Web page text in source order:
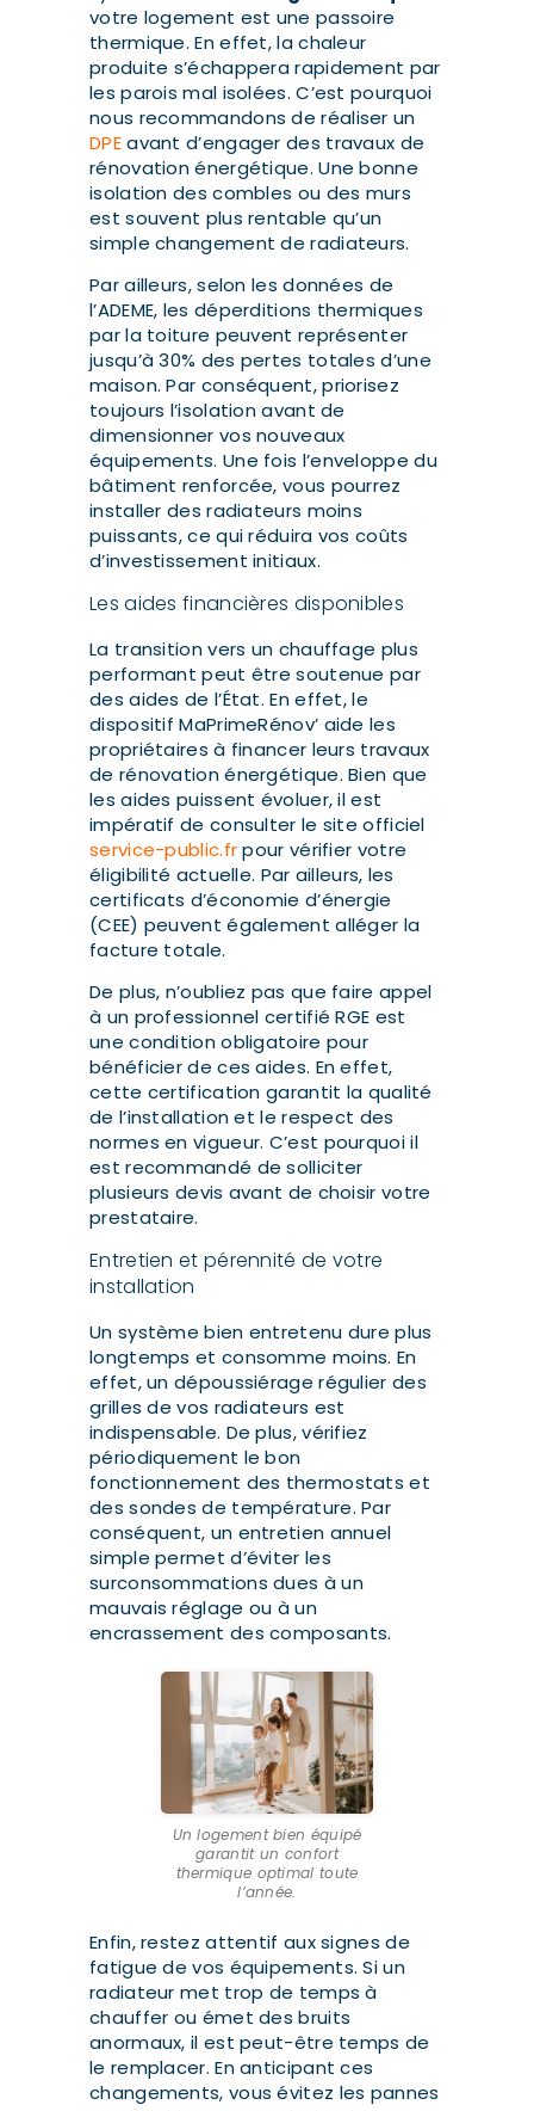
votre logement est une passoire
thermique. En effet, la chaleur
produite s’échappera rapidement par
les parois mal isolées. C’est pourquoi
nous recommandons de réaliser un
DPEavant d’engager des travaux de
rénovation énergétique. Une bonne
isolation des combles ou des murs
est souvent plus rentable qu’un
simple changement de radiateurs.
Par ailleurs, selon les données de
l’ADEME, les déperditions thermiques
par la toiture peuvent représenter
jusqu’à 30% des pertes totales d’une
maison. Par conséquent, priorisez
toujours l’isolation avant de
dimensionner vos nouveaux
équipements. Une fois l’enveloppe du
bâtiment renforcée, vous pourrez
installer des radiateurs moins
puissants, ce qui réduira vos coûts
d’investissement initiaux.
Les aides financières disponibles
La transition vers un chauffage plus
performant peut être soutenue par
des aides de l’État. En effet, le
dispositif MaPrimeRénov’ aide les
propriétaires à financer leurs travaux
de rénovation énergétique. Bien que
les aides puissent évoluer, il est
impératif de consulter le site officiel
service-public.frpour vérifier votre
éligibilité actuelle. Par ailleurs, les
certificats d’économie d’énergie
(CEE) peuvent également alléger la
facture totale.
De plus, n’oubliez pas que faire appel
à un professionnel certifié RGE est
une condition obligatoire pour
bénéficier de ces aides. En effet,
cette certification garantit la qualité
de l’installation et le respect des
normes en vigueur. C’est pourquoi il
est recommandé de solliciter
plusieurs devis avant de choisir votre
prestataire.
Entretien et pérennité de votre
installation
Un système bien entretenu dure plus
longtemps et consomme moins. En
effet, un dépoussiérage régulier des
grilles de vos radiateurs est
indispensable. De plus, vérifiez
périodiquement le bon
fonctionnement des thermostats et
des sondes de température. Par
conséquent, un entretien annuel
simple permet d’éviter les
surconsommations dues à un
mauvais réglage ou à un
encrassement des composants.
Un logement bien équipé
garantit un confort
thermique optimal toute
l’année.
Enfin, restez attentif aux signes de
fatigue de vos équipements. Si un
radiateur met trop de temps à
chauffer ou émet des bruits
anormaux, il est peut-être temps de
le remplacer. En anticipant ces
changements, vous évitez les pannes